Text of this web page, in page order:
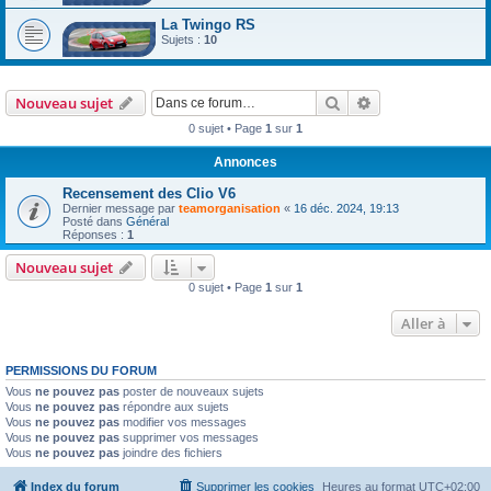
La Twingo RS
Sujets : 10
Nouveau sujet Rechercher
0 sujet • Page 1 sur 1
Annonces
Recensement des Clio V6
Dernier message par teamorganisation « 16 déc. 2024, 19:13
Posté dans Général
Réponses : 1
Nouveau sujet
0 sujet • Page 1 sur 1
Aller à
PERMISSIONS DU FORUM
Vous ne pouvez pas poster de nouveaux sujets
Vous ne pouvez pas répondre aux sujets
Vous ne pouvez pas modifier vos messages
Vous ne pouvez pas supprimer vos messages
Vous ne pouvez pas joindre des fichiers
Index du forum Heures au format UTC+02:00
Supprimer les cookies